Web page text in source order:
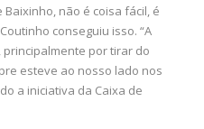
não é coisa fácil, é
conseguiu isso. “A
por tirar do
esteve ao nosso lado nos
a iniciativa da Caixa de